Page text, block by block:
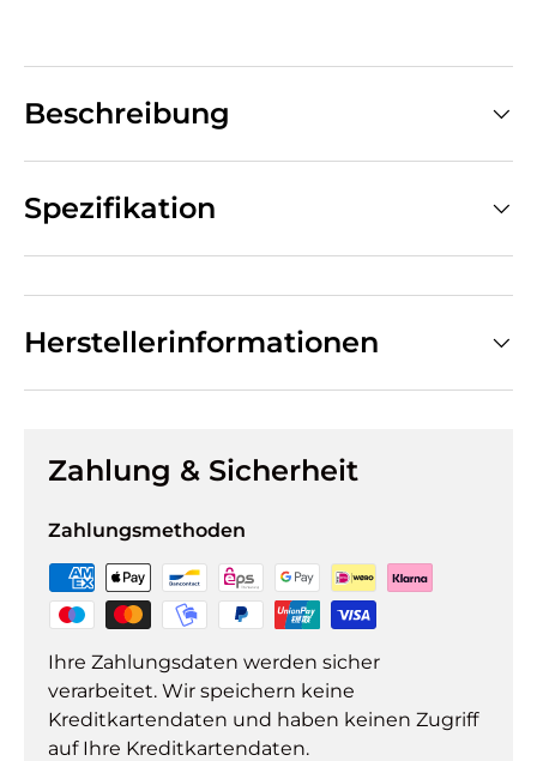
Beschreibung
Spezifikation
Herstellerinformationen
Zahlung & Sicherheit
Zahlungsmethoden
Ihre Zahlungsdaten werden sicher
verarbeitet. Wir speichern keine
Kreditkartendaten und haben keinen Zugriff
auf Ihre Kreditkartendaten.